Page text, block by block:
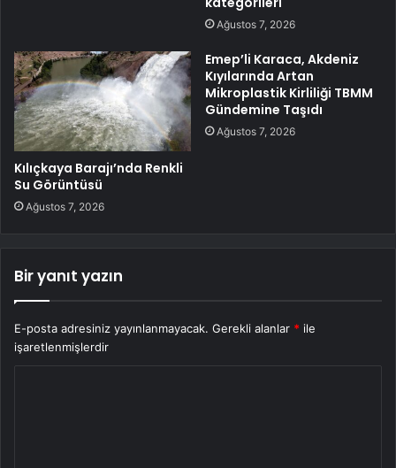
Ağustos 7, 2026
Kılıçkaya Barajı’nda Renkli
Su Görüntüsü
Ağustos 7, 2026
Emep’li Karaca, Akdeniz
Kıyılarında Artan
Mikroplastik Kirliliği TBMM
Gündemine Taşıdı
Ağustos 7, 2026
Bir yanıt yazın
E-posta adresiniz yayınlanmayacak. Gerekli alanlar * ile
işaretlenmişlerdir